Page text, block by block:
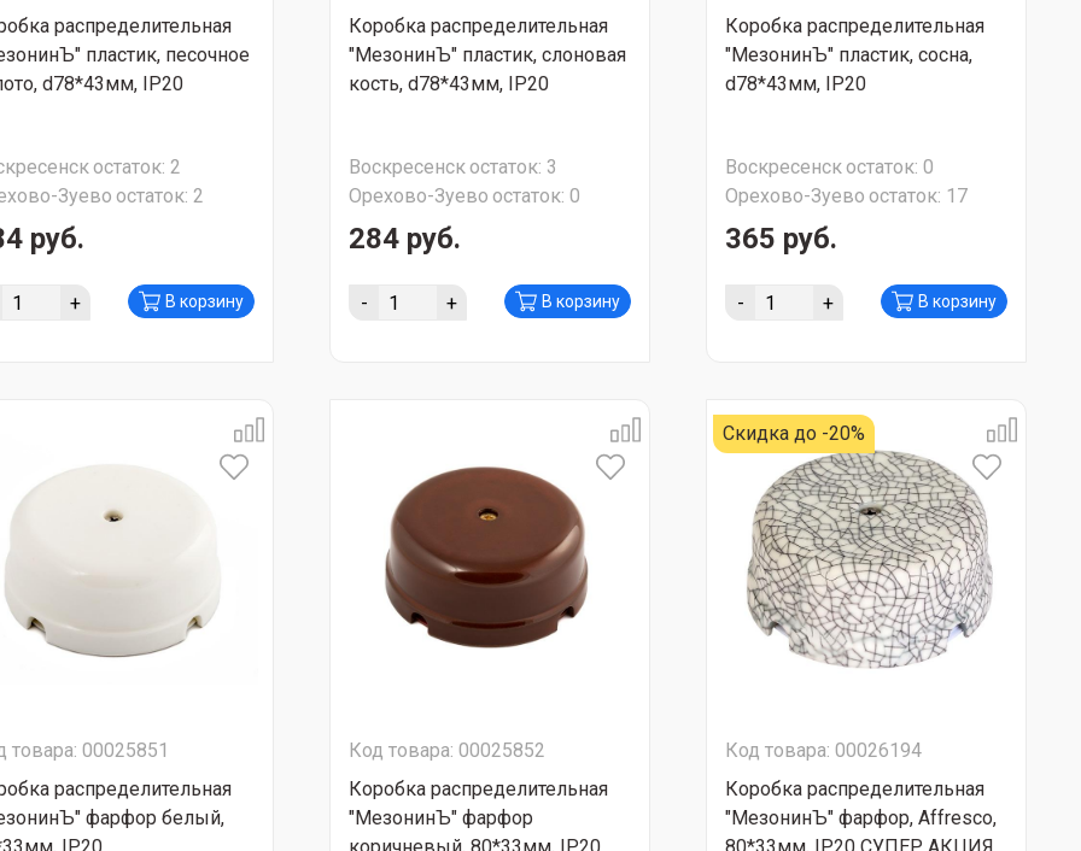
распределительная
пластик, песочное
d78*43мм, IP20
остаток: 2
Зуево остаток: 2
руб.
+ В корзину
Коробка распределительная
"МезонинЪ" пластик, слоновая
кость, d78*43мм, IP20
Воскресенскостаток: 3
Орехово-Зуево остаток: 0
284 руб.
- + В корзину
Коробка распределительная
"МезонинЪ" пластик, сосна,
d78*43мм, IP20
Воскресенскостаток: 0
Орехово-Зуево остаток: 17
365 руб.
- + В корзину
товара: 00025851
распределительная
фарфор белый,
Код товара: 00025852
Коробка распределительная
"МезонинЪ" фарфор
Скидка до -20%
Код товара: 00026194
Коробка распределительная
"МезонинЪ" фарфор, Affresco,